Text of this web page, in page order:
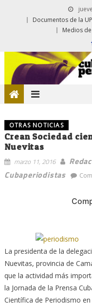
Documentos de la
Medios
OTRAS NOTICIAS
Crean Sociedad
Nuevitas
marzo 11, 2016
Cubaperiodistas
La presidenta de la
Nuevitas, provincia de
que la actividad más
la Jornada de la Prensa
Científica de Periodismo